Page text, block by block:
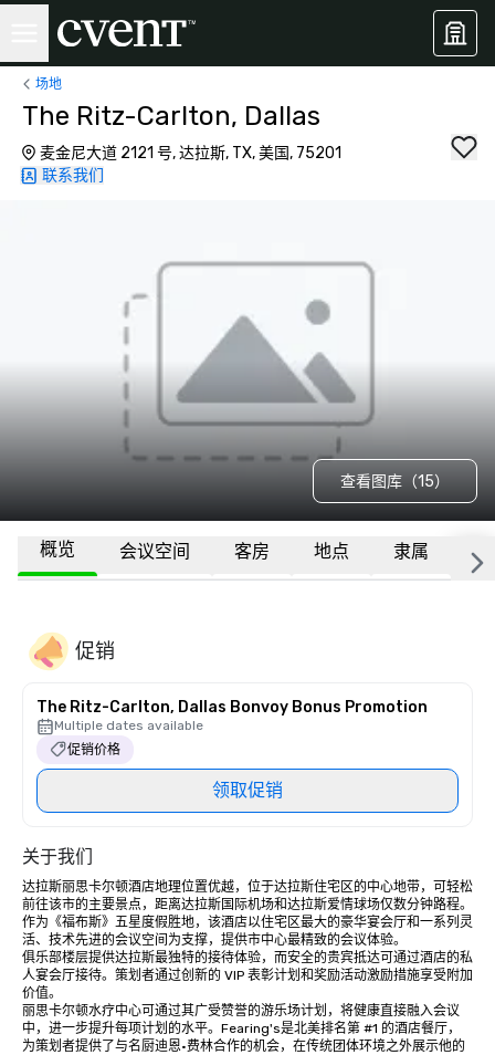
场地
The Ritz-Carlton, Dallas
麦金尼大道 2121 号, 达拉斯, TX, 美国, 75201
联系我们
查看图库（15）
概览 会议空间 客房 地点 隶属 更
促销
The Ritz-Carlton, Dallas Bonvoy Bonus Promotion
Multiple dates available
促销价格
领取促销
关于我们
达拉斯丽思卡尔顿酒店地理位置优越，位于达拉斯住宅区的中心地带，可轻松
前往该市的主要景点，距离达拉斯国际机场和达拉斯爱情球场仅数分钟路程。
作为《福布斯》五星度假胜地，该酒店以住宅区最大的豪华宴会厅和一系列灵
活、技术先进的会议空间为支撑，提供市中心最精致的会议体验。
俱乐部楼层提供达拉斯最独特的接待体验，而安全的贵宾抵达可通过酒店的私
人宴会厅接待。策划者通过创新的 VIP 表彰计划和奖励活动激励措施享受附加
价值。
丽思卡尔顿水疗中心可通过其广受赞誉的游乐场计划，将健康直接融入会议
中，进一步提升每项计划的水平。Fearing's是北美排名第 #1 的酒店餐厅，
为策划者提供了与名厨迪恩·费林合作的机会，在传统团体环境之外展示他的